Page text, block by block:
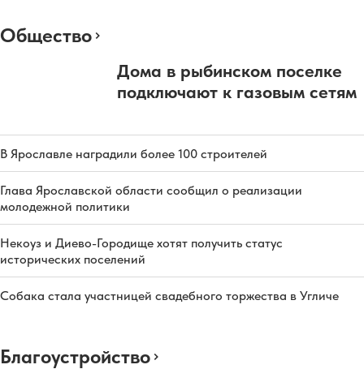
Общество
Дома в рыбинском поселке
подключают к газовым сетям
В Ярославле наградили более 100 строителей
Глава Ярославской области сообщил о реализации
молодежной политики
Некоуз и Диево-Городище хотят получить статус
исторических поселений
Собака стала участницей свадебного торжества в Угличе
Благоустройство